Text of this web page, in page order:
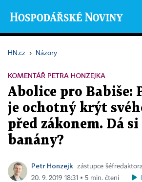
HN.cz › Názory
KOMENTÁŘ PETRA HONZEJKA
Abolice pro Babiše:
je ochotný krýt
před zákonem. Dá
banány?
Petr Honzejk
zástupce
20. 9. 2019 18:31 ▪ 5 min. čtení